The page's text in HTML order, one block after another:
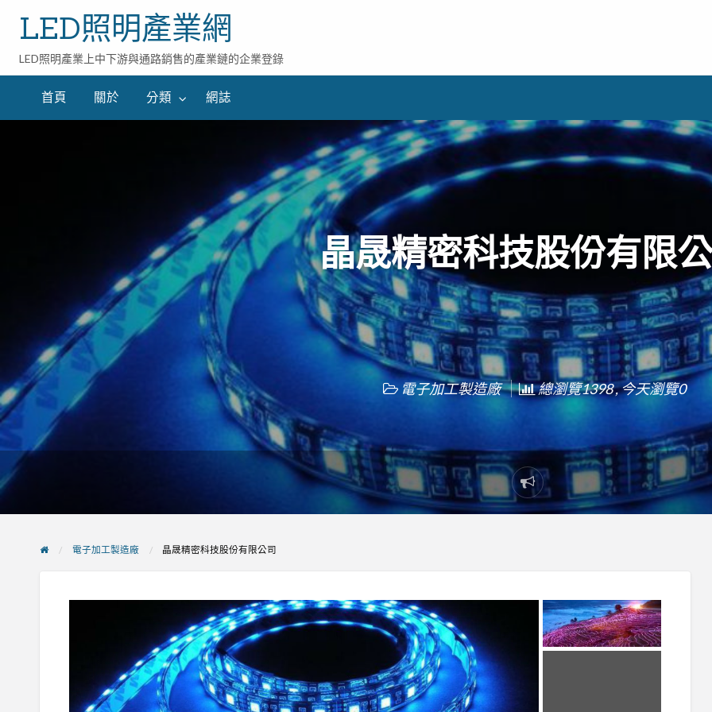
LED照明產業網
LED照明產業上中下游與通路銷售的產業鏈的企業登錄
首頁 關於 分類 網誌
晶晟精密科技股份有限
電子加工製造廠 總瀏覽1398 , 今天瀏覽0
Report
problem
電子加工製造廠 晶晟精密科技股份有限公司